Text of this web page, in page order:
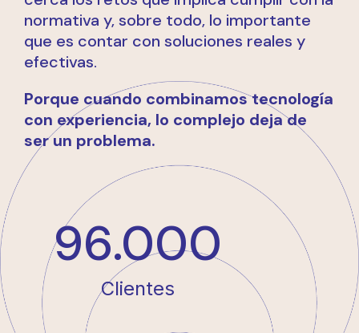
normativa y, sobre todo, lo importante
que es contar con soluciones reales y
efectivas.
Porque cuando combinamos tecnología
con experiencia, lo complejo deja de
ser un problema.
96.000
Clientes